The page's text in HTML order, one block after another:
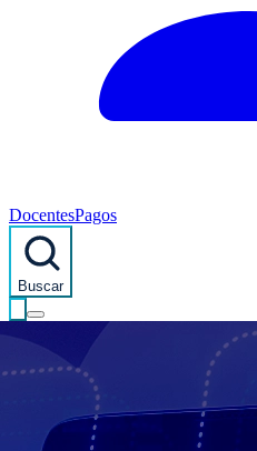
DocentesPagos
Buscar